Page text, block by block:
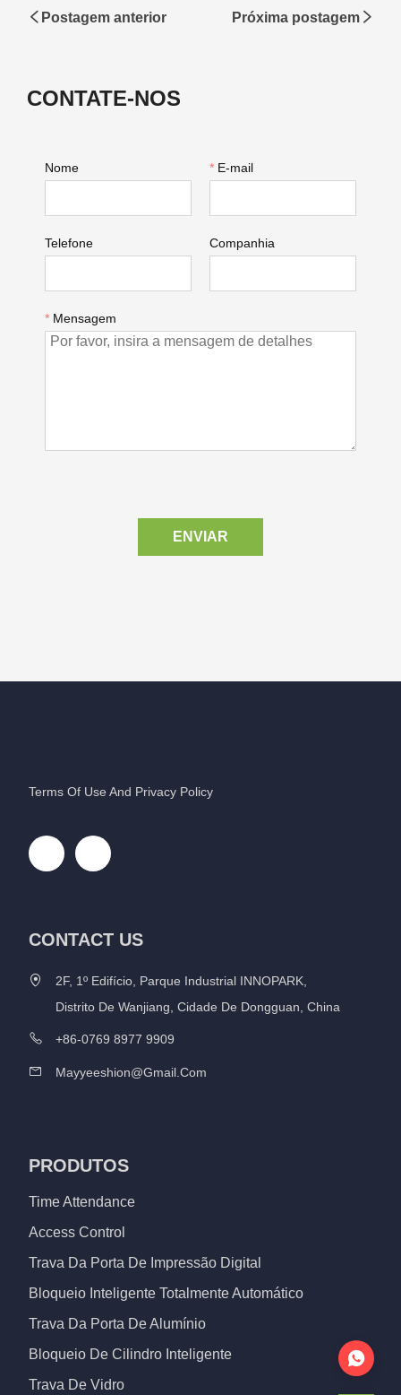
Postagem anterior Próxima postagem
CONTATE-NOS
Nome * E-mail
Telefone Companhia
* Mensagem
ENVIAR
Terms Of Use And Privacy Policy
CONTACT US
2F, 1º Edifício, Parque Industrial INNOPARK,
Distrito De Wanjiang, Cidade De Dongguan, China
+86-0769 8977 9909
Mayyeeshion@gmail.com
PRODUTOS
Time Attendance
Access Control
Trava Da Porta De Impressão Digital
Bloqueio Inteligente Totalmente Automático
Trava Da Porta De Alumínio
Bloqueio De Cilindro Inteligente
Trava De Vidro